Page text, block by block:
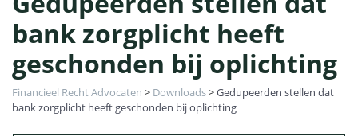
bank zorgplicht heeft
geschonden bij oplichting
Financieel Recht Advocaten > Downloads>Gedupeerden stellen dat
bank zorgplicht heeft geschonden bij oplichting